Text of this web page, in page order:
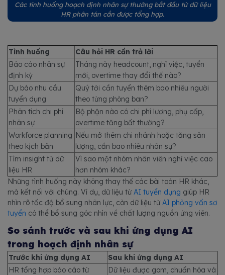
Các tình huống hoạch định nhân sự thường bắt đầu từ dữ liệu
HR phân tán cần được tổng hợp.
Tình huống
Câu hỏi HR cần trả lời
Báo cáo nhân sự
định kỳ
Tháng này headcount, nghỉ việc, tuyển
mới, overtime thay đổi thế nào?
Dự báo nhu cầu
tuyển dụng
Quý tới cần tuyển thêm bao nhiêu người
theo từng phòng ban?
Phân tích chi phí
nhân sự
Bộ phận nào có chi phí lương, phụ cấp,
overtime tăng bất thường?
Workforce planning
theo kịch bản
Nếu mở thêm chi nhánh hoặc tăng sản
lượng, cần bao nhiêu nhân sự?
Tìm insight từ dữ
liệu HR
Vì sao một nhóm nhân viên nghỉ việc cao
hơn nhóm khác?
Những tình huống này không thay thế các bài toán HR khác,
mà kết nối với chúng. Ví dụ, dữ liệu từ AI tuyển dụng giúp HR
nhìn rõ tốc độ bổ sung nhân lực, còn dữ liệu từ AI phỏng vấn sơ
tuyển có thể bổ sung góc nhìn về chất lượng nguồn ứng viên.
So sánh trước và sau khi ứng dụng AI
trong hoạch định nhân sự
Trước khi ứng dụng AI
Sau khi ứng dụng AI
HR tổng hợp báo cáo từ
Dữ liệu được gom, chuẩn hóa và